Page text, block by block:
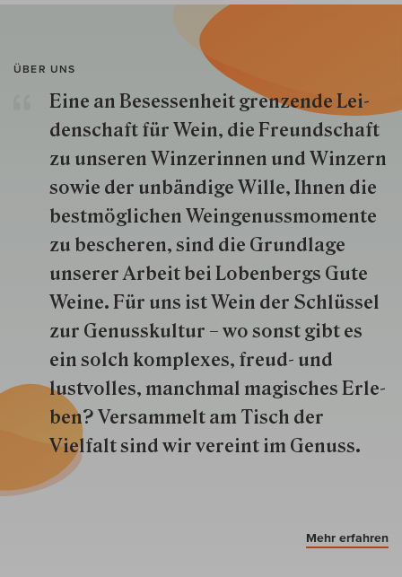
ÜBER UNS
Eine an Besessenheit gren­zende Lei­
den­schaft für Wein, die Freund­schaft
zu unseren Win­zer­innen und Win­zern
so­wie der un­bän­dige Wille, Ihnen die
best­mög­lich­en Wein­genuss­momente
zu besche­ren, sind die Grund­lage
unserer Arbeit bei Lobenbergs Gute
Weine. Für uns ist Wein der Schlüs­sel
zur Genuss­kultur – wo sonst gibt es
ein solch kom­plexes, freud- und
lustvolles, manchmal ma­gisch­es Er­le­
ben? Versammelt am Tisch der
Vielfalt sind wir ver­eint im Genuss.
Mehr erfahren